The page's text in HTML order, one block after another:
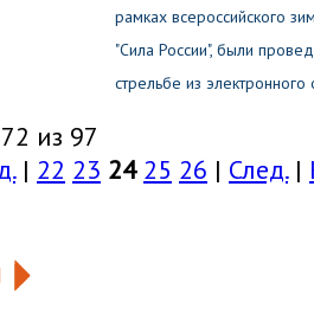
рамках всероссийского
"Сила России", были
стрельбе из электронного
из 97
| 22 23 24 25 26 | След.|